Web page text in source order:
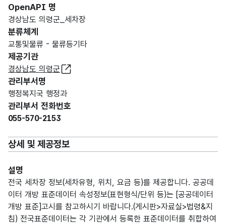
OpenAPI 명
경상남도 의령군_세차장
분류체계
교통및물류 - 물류등기타
제공기관
경상남도 의령군
관리부서명
행정복지국 행정과
관리부서 전화번호
055-570-2153
상세 및 제공정보
설명
전국 세차장 정보(세차유형, 위치, 요금 등)를 제공합니다. 공공데
이터 개방 표준데이터 속성정보(표현형식/단위 등)는 [공공데이터
개방 표준]고시를 참고하시기 바랍니다.(게시판>자료실>법령&지
침) 전국표준데이터는 각 기관에서 등록한 표준데이터를 취합하여